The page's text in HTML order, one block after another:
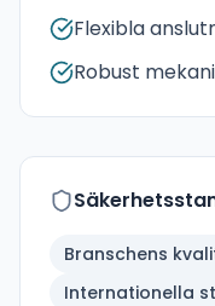
Flexibla
Robust
Branschens
Internationella